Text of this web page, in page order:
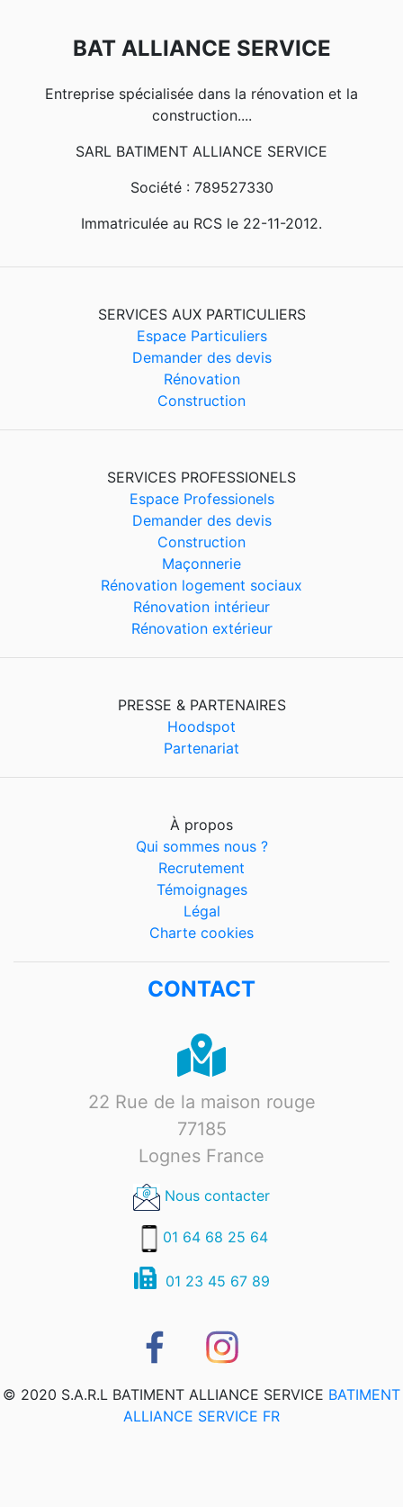
BAT ALLIANCE SERVICE
Entreprise spécialisée dans la rénovation et la
construction....
SARL BATIMENT ALLIANCE SERVICE
Société : 789527330
Immatriculée au RCS le 22-11-2012.
SERVICES AUX PARTICULIERS
Espace Particuliers
Demander des devis
Rénovation
Construction
SERVICES PROFESSIONELS
Espace Professionels
Demander des devis
Construction
Maçonnerie
Rénovation logement sociaux
Rénovation intérieur
Rénovation extérieur
PRESSE & PARTENAIRES
Hoodspot
Partenariat
À propos
Qui sommes nous ?
Recrutement
Témoignages
Légal
Charte cookies
CONTACT
22 Rue de la maison rouge
77185
Lognes France
Nous contacter
01 64 68 25 64
01 23 45 67 89
© 2020 S.A.R.L BATIMENT ALLIANCE SERVICE BATIMENT
ALLIANCE SERVICE FR